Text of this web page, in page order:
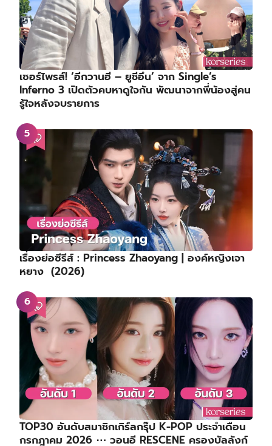
เซอร์ไพรส์! ‘อีกวานฮี – ยูชีอึน’ จาก Single’s
Inferno 3 เปิดตัวคบหาดูใจกัน พัฒนาจากพี่น้องสู่คน
รู้ใจหลังจบรายการ
เรื่องย่อซีรีส์ : Princess Zhaoyang | องค์หญิงเจา
หยาง (2026)
TOP30 อันดับสมาชิกเกิร์ลกรุ๊ป K-POP ประจำเดือน
กรกฎาคม 2026 ⋯ วอนอี RESCENE ครองบัลลังก์